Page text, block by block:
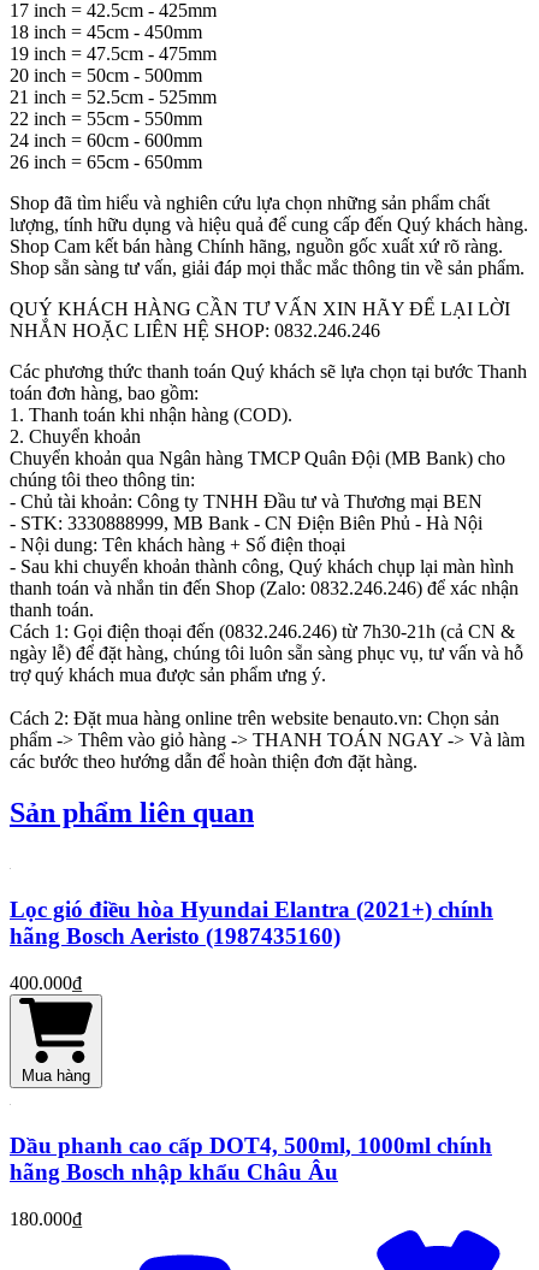
17 inch = 42.5cm - 425mm
18 inch = 45cm - 450mm
19 inch = 47.5cm - 475mm
20 inch = 50cm - 500mm
21 inch = 52.5cm - 525mm
22 inch = 55cm - 550mm
24 inch = 60cm - 600mm
26 inch = 65cm - 650mm
Shop đã tìm hiểu và nghiên cứu lựa chọn những sản phẩm chất
lượng, tính hữu dụng và hiệu quả để cung cấp đến Quý khách hàng.
Shop Cam kết bán hàng Chính hãng, nguồn gốc xuất xứ rõ ràng.
Shop sẵn sàng tư vấn, giải đáp mọi thắc mắc thông tin về sản phẩm.
QUÝ KHÁCH HÀNG CẦN TƯ VẤN XIN HÃY ĐỂ LẠI LỜI
NHẮN HOẶC LIÊN HỆ SHOP: 0832.246.246
Các phương thức thanh toán Quý khách sẽ lựa chọn tại bước Thanh
toán đơn hàng, bao gồm:
1. Thanh toán khi nhận hàng (COD).
2. Chuyển khoản
Chuyển khoản qua Ngân hàng TMCP Quân Đội (MB Bank) cho
chúng tôi theo thông tin:
- Chủ tài khoản: Công ty TNHH Đầu tư và Thương mại BEN
- STK: 3330888999, MB Bank - CN Điện Biên Phủ - Hà Nội
- Nội dung: Tên khách hàng + Số điện thoại
- Sau khi chuyển khoản thành công, Quý khách chụp lại màn hình
thanh toán và nhắn tin đến Shop (Zalo: 0832.246.246) để xác nhận
thanh toán.
Cách 1: Gọi điện thoại đến (0832.246.246) từ 7h30-21h (cả CN &
ngày lễ) để đặt hàng, chúng tôi luôn sẵn sàng phục vụ, tư vấn và hỗ
trợ quý khách mua được sản phẩm ưng ý.
Cách 2: Đặt mua hàng online trên website benauto.vn: Chọn sản
phẩm -> Thêm vào giỏ hàng -> THANH TOÁN NGAY -> Và làm
các bước theo hướng dẫn để hoàn thiện đơn đặt hàng.
Sản phẩm liên quan
Lọc gió điều hòa Hyundai Elantra (2021+) chính
hãng Bosch Aeristo (1987435160)
400.000₫
Mua hàng
Dầu phanh cao cấp DOT4, 500ml, 1000ml chính
hãng Bosch nhập khẩu Châu Âu
180.000₫